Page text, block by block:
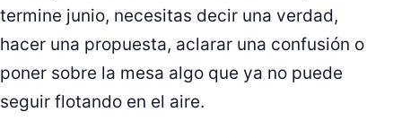
termine junio, necesitas decir una verdad,
hacer una propuesta, aclarar una confusión o
poner sobre la mesa algo que ya no puede
seguir flotando en el aire.